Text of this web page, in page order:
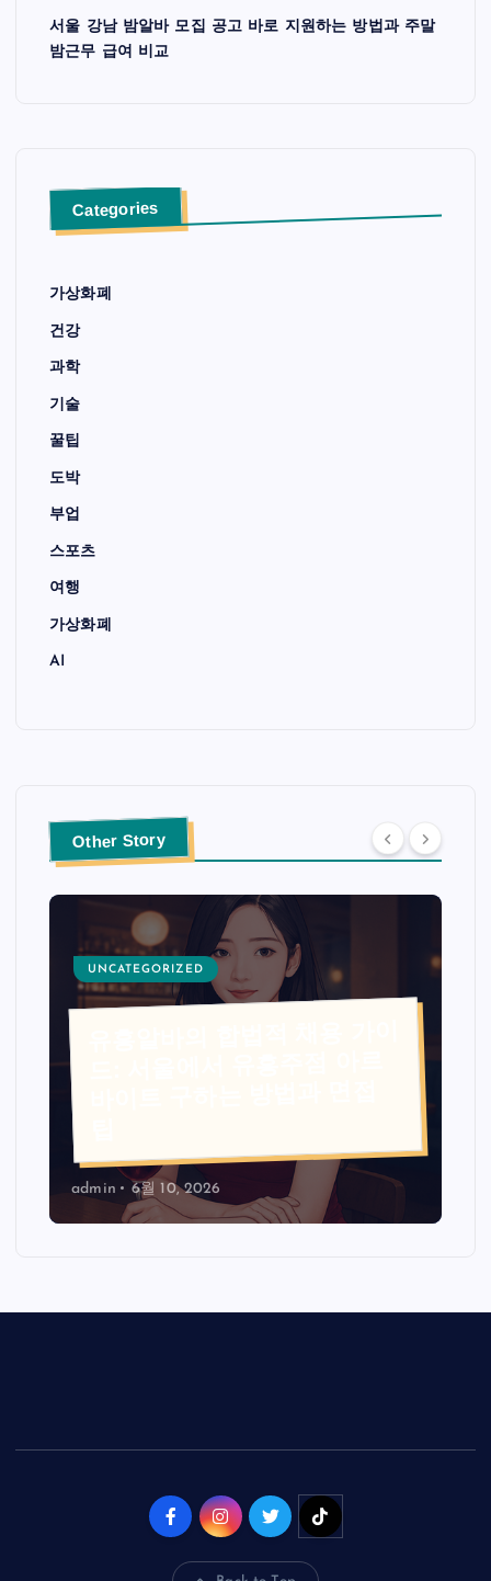
서울 강남 밤알바 모집 공고 바로 지원하는 방법과 주말
밤근무 급여 비교
Categories
가상화폐
건강
과학
기술
꿀팁
도박
부업
스포츠
여행
가상화폐
AI
Other Story
UNCATEGORIZED
admin 6월 10, 2026